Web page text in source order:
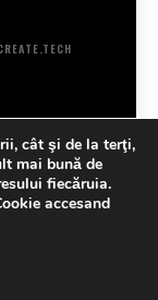
cât şi de la terţi,
mai bună de
fiecăruia.
accesand